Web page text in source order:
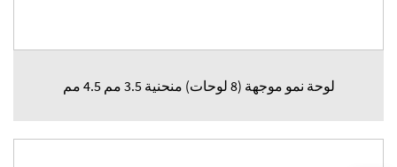
لوحة نمو موجهة (8 لوحات) منحنية 3.5 مم 4.5 مم